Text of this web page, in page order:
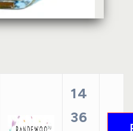
14
36